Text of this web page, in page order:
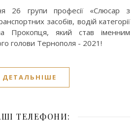
засобів, водій категорії
Прокопця, який став іменним
голови Тернополя - 2021!
ДЕТАЛЬНІШЕ
ТЕЛЕФОНИ: